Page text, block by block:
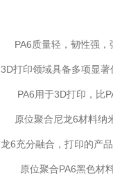
PA6质量轻，韧性强，
3D打印领域具备多项显
PA6用于3D打印，比
原位聚合尼龙6材料纳
龙6充分融合，打印的产
原位聚合PA6黑色材料